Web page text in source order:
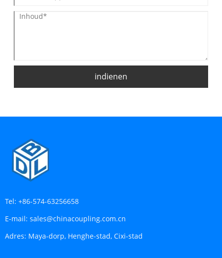
indienen
Tel: +86-574-63256658
E-mail: sales@chinacoupling.com.cn
Adres: Maya-dorp, Henghe-stad, Cixi-stad